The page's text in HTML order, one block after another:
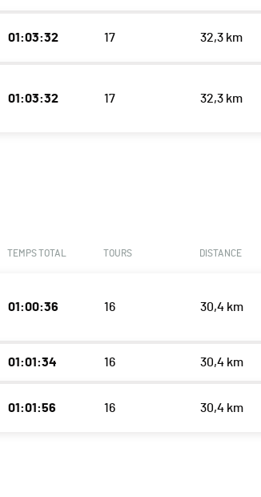
01:03:32 17 32,3 km
01:03:32 17 32,3 km
TEMPS TOTAL TOURS DISTANCE
01:00:36 16 30,4 km
01:01:34 16 30,4 km
01:01:56 16 30,4 km